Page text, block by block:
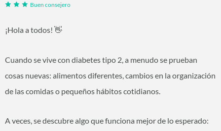
Buen consejero
¡Hola a todos! 👋
Cuando se vive con diabetes tipo 2, a menudo se prueban
cosas nuevas: alimentos diferentes, cambios en la organización
de las comidas o pequeños hábitos cotidianos.
A veces, se descubre algo que funciona mejor de lo esperado: